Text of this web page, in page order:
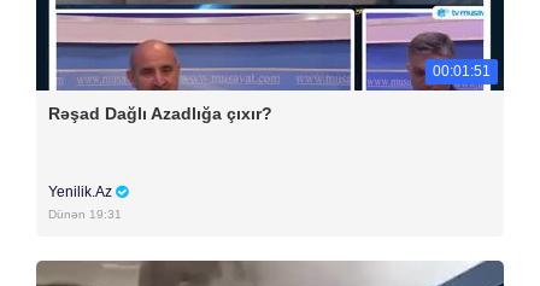
00:01:51
Rəşad Dağlı Azadlığa çıxır?
Yenilik.Az
Dünən 19:31